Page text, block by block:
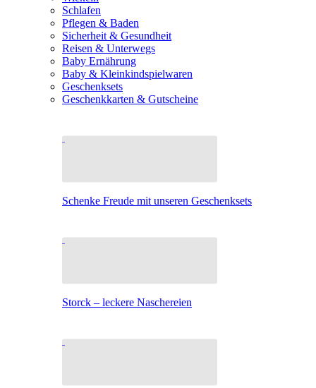
Schlafen
Pflegen & Baden
Sicherheit & Gesundheit
Reisen & Unterwegs
Baby Ernährung
Baby & Kleinkindspielwaren
Geschenksets
Geschenkkarten & Gutscheine
Schenke Freude mit unseren Geschenksets
Storck – leckere Naschereien